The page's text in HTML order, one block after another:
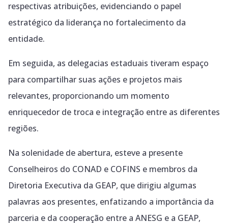
respectivas atribuições, evidenciando o papel
estratégico da liderança no fortalecimento da
entidade.
Em seguida, as delegacias estaduais tiveram espaço
para compartilhar suas ações e projetos mais
relevantes, proporcionando um momento
enriquecedor de troca e integração entre as diferentes
regiões.
Na solenidade de abertura, esteve a presente
Conselheiros do CONAD e COFINS e membros da
Diretoria Executiva da GEAP, que dirigiu algumas
palavras aos presentes, enfatizando a importância da
parceria e da cooperação entre a ANESG e a GEAP,